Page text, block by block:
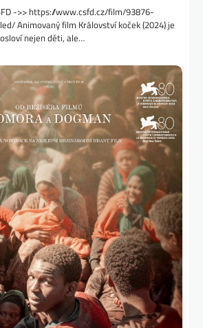
->> https://www.csfd.cz/film/93876-
Animovaný film Království koček (2024) je
nejen děti, ale…